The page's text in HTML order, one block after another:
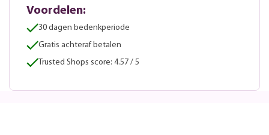
Voordelen:
30 dagen bedenkperiode
Gratis achteraf betalen
Trusted Shops score: 4.57 / 5